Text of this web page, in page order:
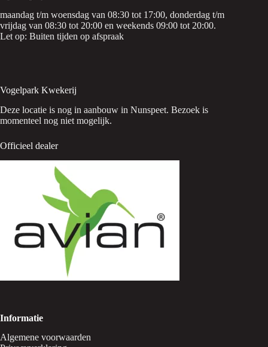
maandag t/m woensdag van 08:30 tot 17:00, donderdag t/m
vrijdag van 08:30 tot 20:00 en weekends 09:00 tot 20:00.
Let op: Buiten tijden op afspraak
Vogelpark Kwekerij
Deze locatie is nog in aanbouw in Nunspeet. Bezoek is
momenteel nog niet mogelijk.
Officieel dealer
Informatie
Algemene voorwaarden